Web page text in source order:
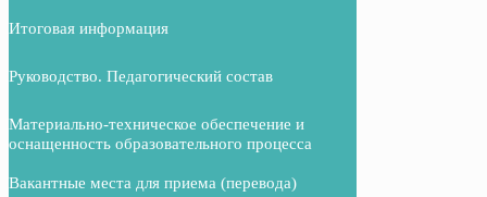
Итоговая информация
Руководство. Педагогический состав
Материально-техническое обеспечение и
оснащенность образовательного процесса
Вакантные места для приема (перевода)